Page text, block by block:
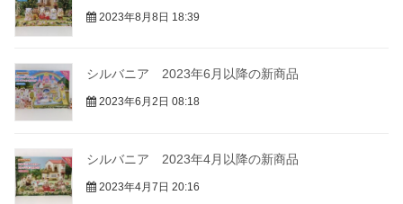
2023年8月8日 18:39
シルバニア 2023年6月以降の新商品
2023年6月2日 08:18
シルバニア 2023年4月以降の新商品
2023年4月7日 20:16